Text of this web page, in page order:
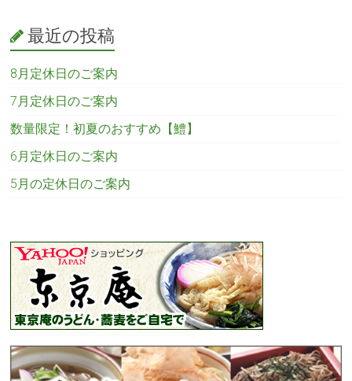
最近の投稿
8月定休日のご案内
7月定休日のご案内
数量限定！初夏のおすすめ【鱧】
6月定休日のご案内
5月の定休日のご案内